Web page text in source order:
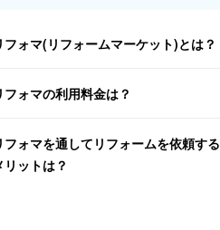
フォマ(リフォームマーケット)とは？
フォマの利用料金は？
フォマを通してリフォームを依頼する
リットは？